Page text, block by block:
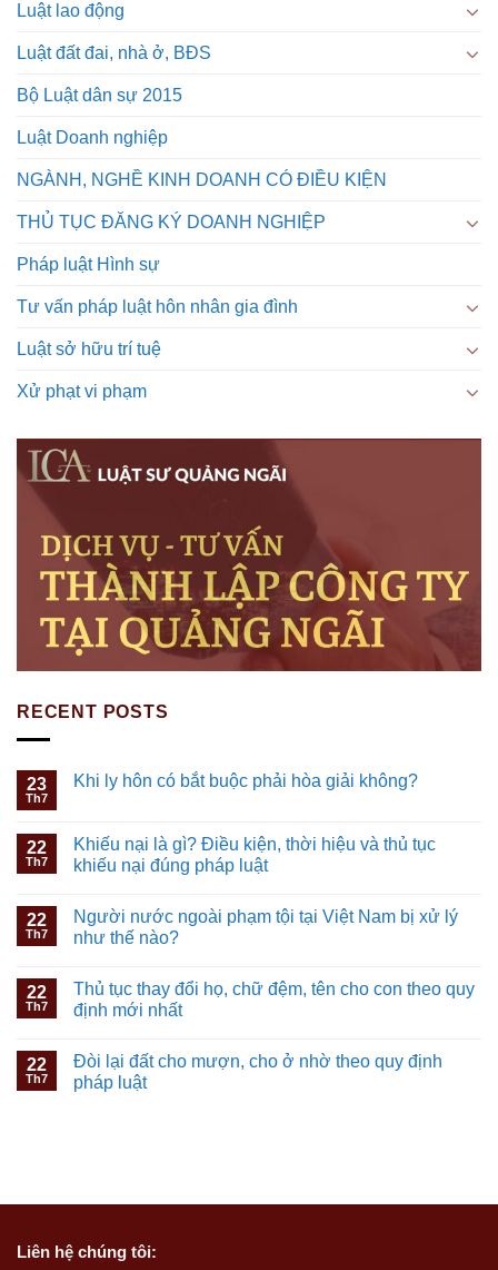
Luật lao động
Luật đất đai, nhà ở, BĐS
Bộ Luật dân sự 2015
Luật Doanh nghiệp
NGÀNH, NGHỀ KINH DOANH CÓ ĐIỀU KIỆN
THỦ TỤC ĐĂNG KÝ DOANH NGHIỆP
Pháp luật Hình sự
Tư vấn pháp luật hôn nhân gia đình
Luật sở hữu trí tuệ
Xử phạt vi phạm
RECENT POSTS
23
Th7
Khi ly hôn có bắt buộc phải hòa giải không?
22
Th7
Khiếu nại là gì? Điều kiện, thời hiệu và thủ tục
khiếu nại đúng pháp luật
22
Th7
Người nước ngoài phạm tội tại Việt Nam bị xử lý
như thế nào?
22
Th7
Thủ tục thay đổi họ, chữ đệm, tên cho con theo quy
định mới nhất
22
Th7
Đòi lại đất cho mượn, cho ở nhờ theo quy định
pháp luật
Liên hệ chúng tôi: